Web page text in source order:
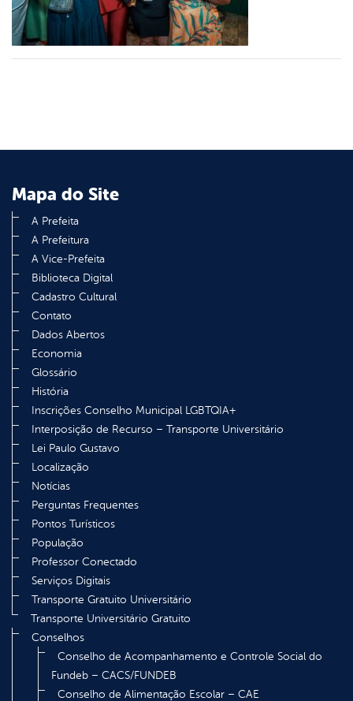
Mapa do Site
A Prefeita
A Prefeitura
A Vice-Prefeita
Biblioteca Digital
Cadastro Cultural
Contato
Dados Abertos
Economia
Glossário
História
Inscrições Conselho Municipal LGBTQIA+
Interposição de Recurso – Transporte Universitário
Lei Paulo Gustavo
Localização
Notícias
Perguntas Frequentes
Pontos Turísticos
População
Professor Conectado
Serviços Digitais
Transporte Gratuito Universitário
Transporte Universitário Gratuito
Conselhos
Conselho de Acompanhamento e Controle Social do
Fundeb – CACS/FUNDEB
Conselho de Alimentação Escolar – CAE